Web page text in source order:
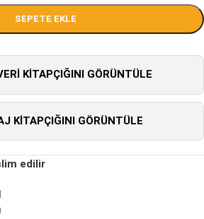
SEPETE EKLE
KITAPÇIĞINI GÖRÜNTÜLE
KITAPÇIĞINI GÖRÜNTÜLE